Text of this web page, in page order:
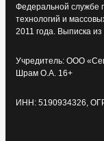
Федеральной службе
технологий и
2011 года. Выписка
Учредитель: ООО
Шрам О.А. 16+
ИНН: 5190934326,